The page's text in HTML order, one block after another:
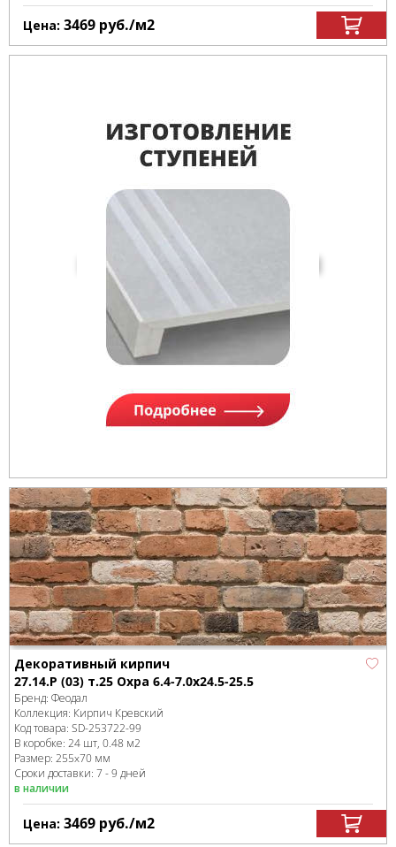
Цена: 3469 руб./м2
Декоративный кирпич
27.14.Р (03) т.25 Охра 6.4-7.0x24.5-25.5
Бренд: Феодал
Коллекция: Кирпич Кревский
Код товара: SD-253722-99
В коробке: 24 шт, 0.48 м2
Размер: 255x70 мм
Сроки доставки: 7 - 9 дней
в наличии
Цена: 3469 руб./м2